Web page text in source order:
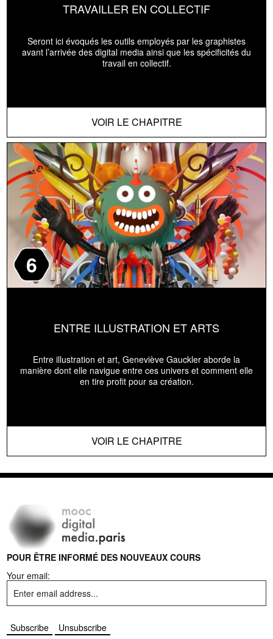
TRAVAILLER EN COLLECTIF
Seront ici évoqués les outils employés par les graphistes
avant l’arrivée des digital media ainsi que les spécificités du
travail en collectif.
VOIR LE CHAPITRE
6
ENTRE ILLUSTRATION ET ARTS
Entre illustration et art, Geneviève Gauckler aborde la
manière dont elle navigue entre ces univers et comment elle
en tire profit pour sa création.
VOIR LE CHAPITRE
POUR ÊTRE INFORMÉ DES NOUVEAUX COURS
Your email: